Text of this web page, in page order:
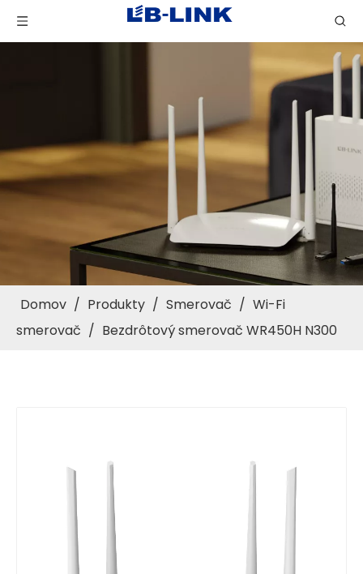
Domov / Produkty / Smerovač / Wi-Fi
smerovač / Bezdrôtový smerovač WR450H N300